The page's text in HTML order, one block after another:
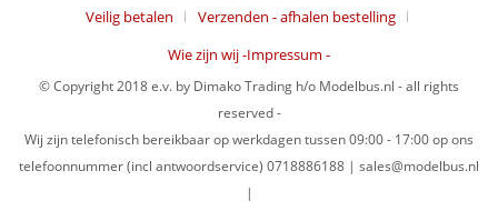
Veilig betalen
Verzenden - afhalen bestelling
Wie zijn wij -Impressum -
© Copyright 2018 e.v. by Dimako Trading h/o Modelbus.nl - all rights
reserved -
Wij zijn telefonisch bereikbaar op werkdagen tussen 09:00 - 17:00 op ons
telefoonnummer (incl antwoordservice) 0718886188 | sales@modelbus.nl
|